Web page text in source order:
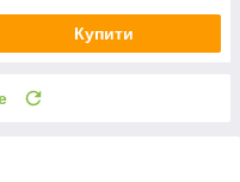
Купити